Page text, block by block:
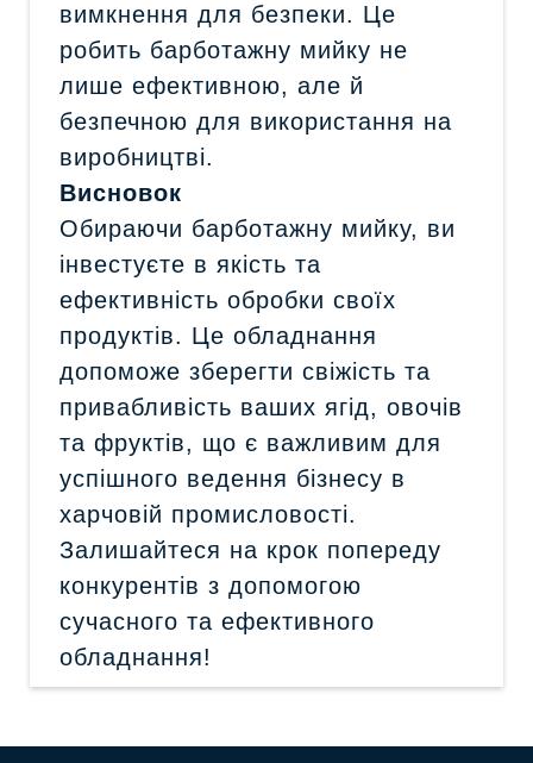
вимкнення для безпеки. Це
робить барботажну мийку не
лише ефективною, але й
безпечною для використання на
виробництві.
Висновок
Обираючи барботажну мийку, ви
інвестуєте в якість та
ефективність обробки своїх
продуктів. Це обладнання
допоможе зберегти свіжість та
привабливість ваших ягід, овочів
та фруктів, що є важливим для
успішного ведення бізнесу в
харчовій промисловості.
Залишайтеся на крок попереду
конкурентів з допомогою
сучасного та ефективного
обладнання!